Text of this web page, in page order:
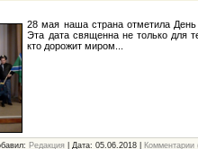
28 мая наша страна отметила День
Эта дата священна не только для
кто дорожит миром...
Редакция |Дата: 05.06.2018 Комментарии